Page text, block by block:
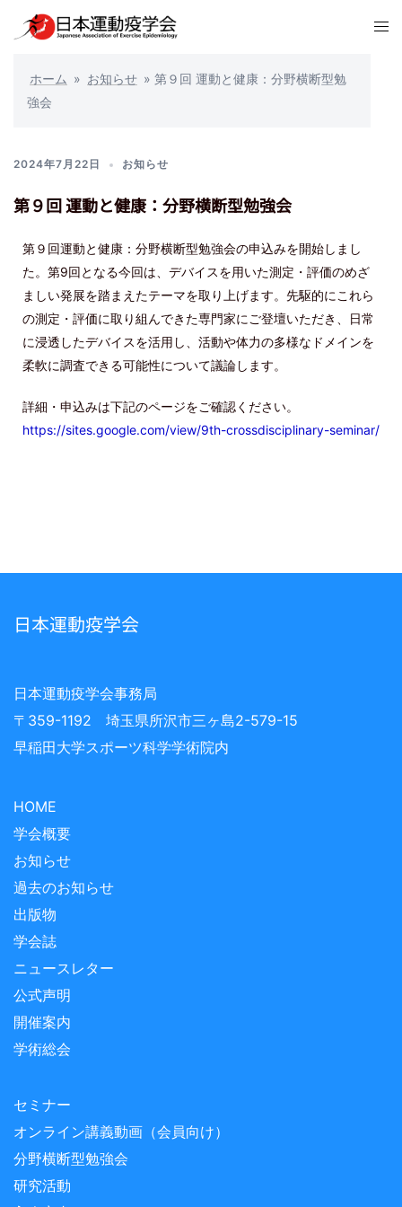
ホーム » お知らせ » 第９回 運動と健康：分野横断型勉
強会
2024年7月22日 お知らせ
第９回 運動と健康：分野横断型勉強会
第９回運動と健康：分野横断型勉強会の申込みを開始しまし
た。第9回となる今回は、デバイスを用いた測定・評価のめざ
ましい発展を踏まえたテーマを取り上げます。先駆的にこれら
の測定・評価に取り組んできた専門家にご登壇いただき、日常
に浸透したデバイスを活用し、活動や体力の多様なドメインを
柔軟に調査できる可能性について議論します。
詳細・申込みは下記のページをご確認ください。
https://sites.google.com/view/9th-crossdisciplinary-seminar/
日本運動疫学会
日本運動疫学会事務局
〒359-1192 埼玉県所沢市三ヶ島2-579-15
早稲田大学スポーツ科学学術院内
HOME
学会概要
お知らせ
過去のお知らせ
出版物
学会誌
ニュースレター
公式声明
開催案内
学術総会
セミナー
オンライン講義動画（会員向け）
分野横断型勉強会
研究活動